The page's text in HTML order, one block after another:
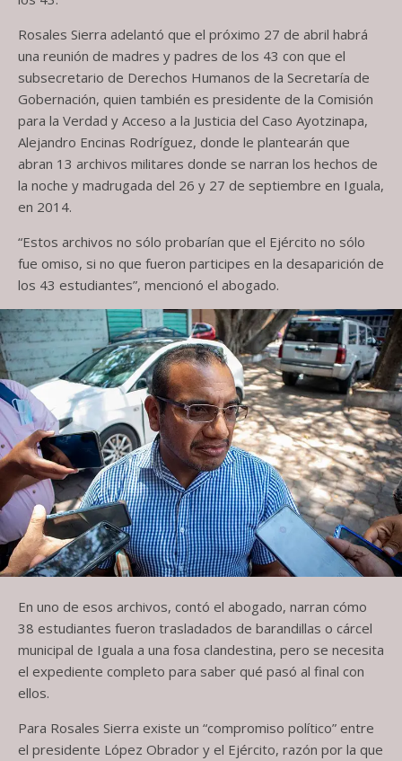
Rosales Sierra adelantó que el próximo 27 de abril habrá
una reunión de madres y padres de los 43 con que el
subsecretario de Derechos Humanos de la Secretaría de
Gobernación, quien también es presidente de la Comisión
para la Verdad y Acceso a la Justicia del Caso Ayotzinapa,
Alejandro Encinas Rodríguez, donde le plantearán que
abran 13 archivos militares donde se narran los hechos de
la noche y madrugada del 26 y 27 de septiembre en Iguala,
en 2014.
“Estos archivos no sólo probarían que el Ejército no sólo
fue omiso, si no que fueron participes en la desaparición de
los 43 estudiantes”, mencionó el abogado.
En uno de esos archivos, contó el abogado, narran cómo
38 estudiantes fueron trasladados de barandillas o cárcel
municipal de Iguala a una fosa clandestina, pero se necesita
el expediente completo para saber qué pasó al final con
ellos.
Para Rosales Sierra existe un “compromiso político” entre
el presidente López Obrador y el Ejército, razón por la que